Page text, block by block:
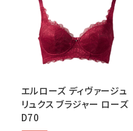
エルローズ ディヴァージュ
リュクス ブラジャー ローズ
D70